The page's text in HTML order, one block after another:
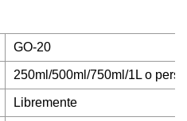
GO-20
250ml/500ml/750ml/1L o
Libremente